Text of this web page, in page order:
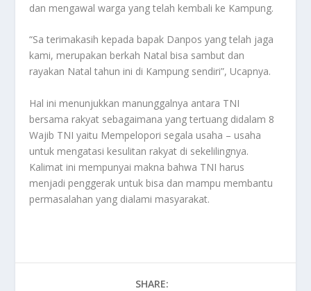
dan mengawal warga yang telah kembali ke Kampung.
“Sa terimakasih kepada bapak Danpos yang telah jaga
kami, merupakan berkah Natal bisa sambut dan
rayakan Natal tahun ini di Kampung sendiri”, Ucapnya.
Hal ini menunjukkan manunggalnya antara TNI
bersama rakyat sebagaimana yang tertuang didalam 8
Wajib TNI yaitu Mempelopori segala usaha – usaha
untuk mengatasi kesulitan rakyat di sekelilingnya.
Kalimat ini mempunyai makna bahwa TNI harus
menjadi penggerak untuk bisa dan mampu membantu
permasalahan yang dialami masyarakat.
SHARE: